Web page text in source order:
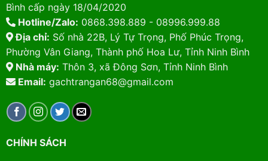
Bình cấp ngày 18/04/2020
Hotline/Zalo: 0868.398.889 - 08996.999.88
Địa chỉ: Số nhà 22B, Lý Tự Trọng, Phố Phúc Trọng,
Phường Vân Giang, Thành phố Hoa Lư, Tỉnh Ninh Bình
Nhà máy: Thôn 3, xã Đông Sơn, Tỉnh Ninh Bình
Email: gachtrangan68@gmail.com
CHÍNH SÁCH